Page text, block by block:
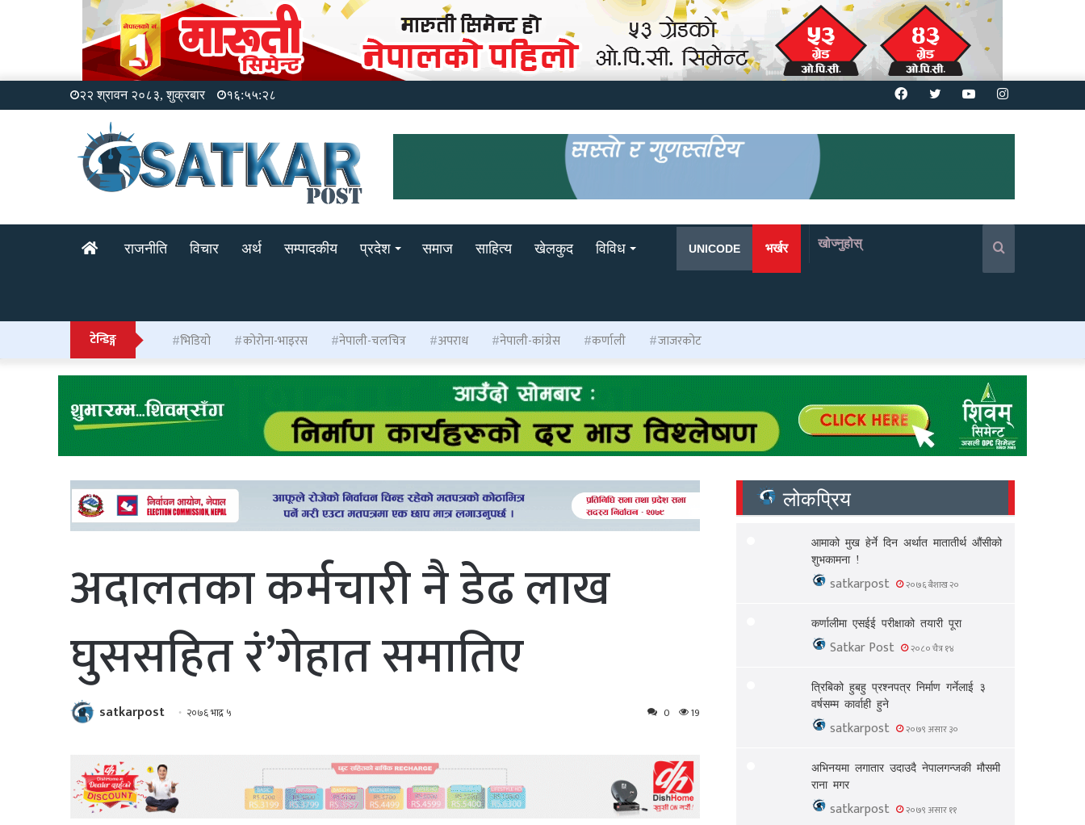
२२ श्रावन २०८३, शुक्रबार १६:५५:२८ Instagram
YouTube
Twitter
Facebook
राजनीति विचार अर्थ सम्पादकीय प्रदेश समाज साहित्य खेलकुद विविध भर्खर
UNICODE
टेन्डिङ्ग भिडियो कोरोना-भाइरस नेपाली-चलचित्र अपराध नेपाली-कांग्रेस कर्णाली जाजरकोट
अदालतका कर्मचारी नै डेढ लाख
घुससहित रं’गेहात समातिए
satkarpost २०७६ भाद्र ५ 0 19
लोकप्रिय
आमाको मुख हेर्ने दिन अर्थात मातातीर्थ औंसीको
शुभकामना !
satkarpost २०७६ बैशाख २०
कर्णालीमा एसईई परीक्षाको तयारी पूरा
Satkar Post २०८० चैत्र १४
त्रिबिको हुबहु प्रश्नपत्र निर्माण गर्नेलाई ३
वर्षसम्म कार्वाही हुने
satkarpost २०७९ असार ३०
अभिनयमा लगातार उदाउदै नेपालगन्जकी मौसमी
राना मगर
satkarpost २०७९ असार ११